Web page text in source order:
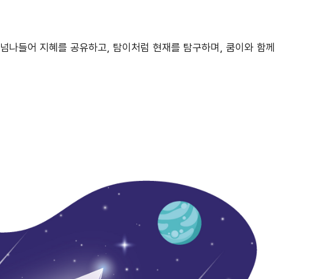
들어 지혜를 공유하고, 탐이처럼 현재를 탐구하며, 쿰이와 함께